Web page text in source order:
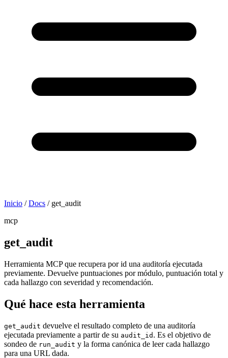
Inicio / Docs / get_audit
mcp
get_audit
Herramienta MCP que recupera por id una auditoría ejecutada
previamente. Devuelve puntuaciones por módulo, puntuación total y
cada hallazgo con severidad y recomendación.
Qué hace esta herramienta
get_audit devuelve el resultado completo de una auditoría
ejecutada previamente a partir de su audit_id . Es el objetivo de
sondeo de run_audit y la forma canónica de leer cada hallazgo
para una URL dada.